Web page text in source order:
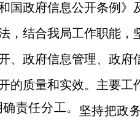
国政府信息公开条例》
，结合我局工作职能，
、政府信息管理、政府
的质量和实效。主要工
责任分工。
坚持把政